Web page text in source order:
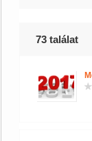
73 találat